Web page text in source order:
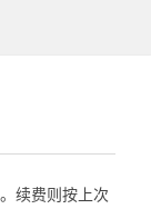
续费则按上次